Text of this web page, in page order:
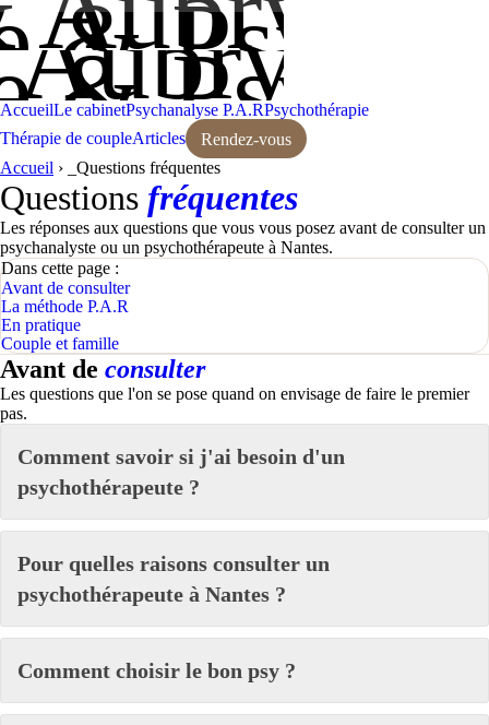
&
&
AccueilLe cabinetPsychanalyse P.A.RPsychothérapie
Thérapie de coupleArticles
Rendez-vous
Accueil › _Questions fréquentes
Questions fréquentes
Les réponses aux questions que vous vous posez avant de consulter un
psychanalyste ou un psychothérapeute à Nantes.
Dans cette page :
Avant de consulter
La méthode P.A.R
En pratique
Couple et famille
Avant de consulter
Les questions que l'on se pose quand on envisage de faire le premier
pas.
Comment savoir si j'ai besoin d'un
psychothérapeute ?
Pour quelles raisons consulter un
psychothérapeute à Nantes ?
Comment choisir le bon psy ?